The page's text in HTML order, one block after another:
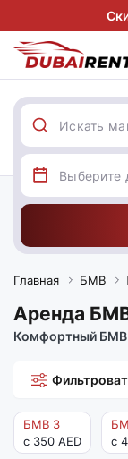
Главная БМВ
Аренда
Комфортный БМВ
БМВ 3
с 350 AED
с